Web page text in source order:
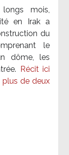
mois,
en Irak a
du
le
dôme, les
Récit ici
plus de deux